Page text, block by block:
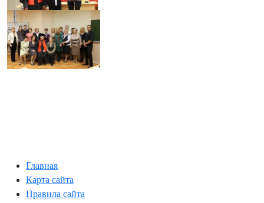
Главная
Карта сайта
Правила сайта